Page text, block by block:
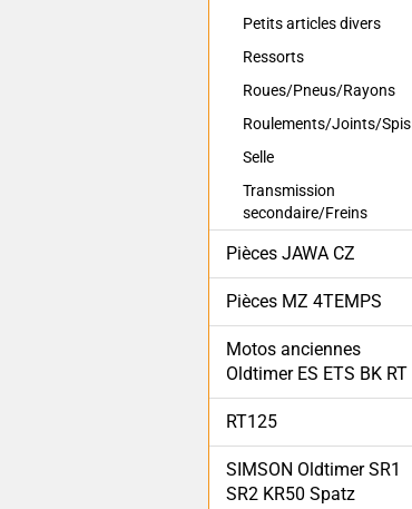
Petits articles divers
Ressorts
Roues/Pneus/Rayons
Roulements/Joints/Spis
Selle
Transmission
secondaire/Freins
Pièces JAWA CZ
Pièces MZ 4TEMPS
Motos anciennes
Oldtimer ES ETS BK RT
RT125
SIMSON Oldtimer SR1
SR2 KR50 Spatz